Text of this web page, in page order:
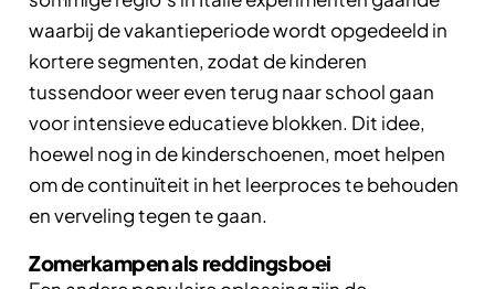
waarbij de vakantieperiode wordt opgedeeld in
kortere segmenten, zodat de kinderen
tussendoor weer even terug naar school gaan
voor intensieve educatieve blokken. Dit idee,
hoewel nog in de kinderschoenen, moet helpen
om de continuïteit in het leerproces te behouden
en verveling tegen te gaan.
Zomerkampen als reddingsboei